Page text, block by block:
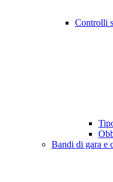
Controlli
Bandi di gara e